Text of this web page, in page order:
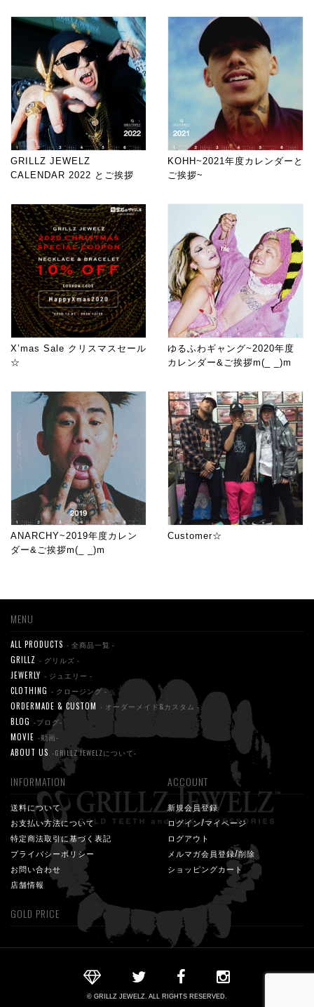
GRILLZ JEWELZ
CALENDAR 2022 とご挨拶
KOHH~2021年度カレンダーと
ご挨拶~
X’mas Sale クリスマスセール
☆
ゆるふわギャング~2020年度
カレンダー&ご挨拶m(_ _)m
ANARCHY~2019年度カレン
ダー&ご挨拶m(_ _)m
Customer☆
MENU
ALL PRODUCTS - 全商品一覧 -
GRILLZ - グリルズ -
JEWERLY - ジュエリー -
CLOTHING - クロージング -
ORDERMADE & CUSTOM - オーダーメイド&カスタム -
BLOG -ブログ-
MOVIE -動画-
ABOUT US -GRILLZ JEWELZについて-
INFORMATION
送料について
お支払い方法について
特定商法取引に基づく表記
プライバシーポリシー
お問い合わせ
店舗情報
ACCOUNT
新規会員登録
ログイン/マイページ
ログアウト
メルマガ会員登録/削除
ショッピングカート
GOLD PRICE
© GRILLZ JEWELZ. ALL RIGHTS RESERVED.